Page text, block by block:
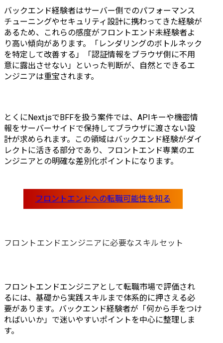
Nuxt.js、React.js、Vue.js
DB:MySQL、Oracle、
PostgreSQL
サーバー:AWS、Azure、
GCP、Linux
その
他:Docker(Kubernetes)、
開発手法:ウォーターフォ
ール、アジャイル開発
※アーキテクチャ選定か
ら弊社で行っているた
め、状況に応じて、様々
プローチしています。
クライアント課題や状況
ンバーの希望に応じて、
キャリアパス
・テックリード
・プロジェクトマネージ
ャー
バックエンド経験者はサーバー側でのパフォーマンス
チューニングやセキュリティ設計に携わってきた経験が
あるため、これらの感度がフロントエンド未経験者よ
り高い傾向があります。「レンダリングのボトルネック
を特定して改善する」「認証情報をブラウザ側に不用
意に露出させない」といった判断が、自然とできるエ
ンジニアは重宝されます。
とくにNext.jsでBFFを扱う案件では、APIキーや機密情
報をサーバーサイドで保持してブラウザに渡さない設
計が求められます。この領域はバックエンド経験がダイ
レクトに活きる部分であり、フロントエンド専業のエ
ンジニアとの明確な差別化ポイントになります。
フロントエンドエンジニアに必要なスキルセット
フロントエンドエンジニアとして転職市場で評価され
るには、基礎から実践スキルまで体系的に押さえる必
要があります。バックエンド経験者が「何から手をつけ
ればいいか」で迷いやすいポイントを中心に整理しま
す。